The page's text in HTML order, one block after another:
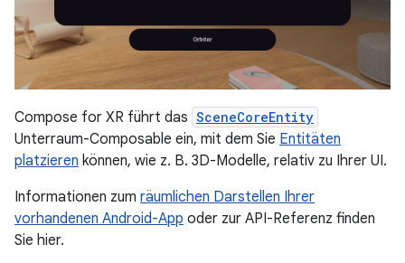
Compose for XR führt das SceneCoreEntity
Unterraum-Composable ein, mit dem Sie Entitäten
platzieren können, wie z. B. 3D-Modelle, relativ zu Ihrer UI.
Informationen zum räumlichen Darstellen Ihrer
vorhandenen Android-App oder zur API-Referenz finden
Sie hier.